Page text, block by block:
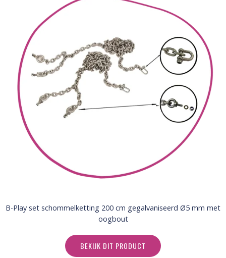
B-Play set schommelketting 200 cm gegalvaniseerd Ø5 mm met
oogbout
BEKIJK DIT PRODUCT